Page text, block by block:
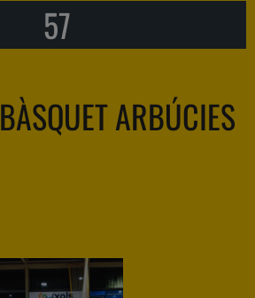
57
BÀSQUET ARBÚCIES